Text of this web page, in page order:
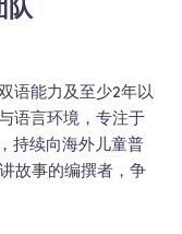
队
语能力及至少2年以
语言环境，专注于
持续向海外儿童普
故事的编撰者，争